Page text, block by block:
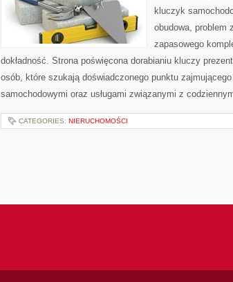
kluczyk
obudowa, problem
zapasowego
dokładność. Strona poświęcona dorabianiu kluczy
osób, które szukają doświadczonego punktu
samochodowymi oraz usługami związanymi z
CATEGORIES: NIERUCHOMOŚCI